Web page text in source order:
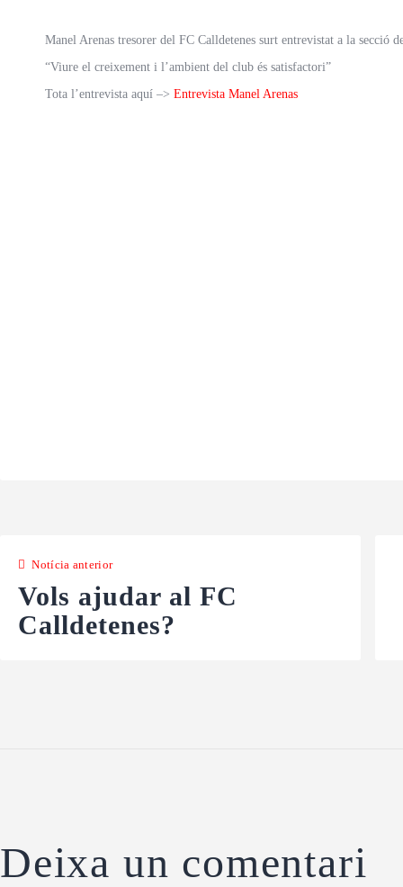
Manel Arenas tresorer del FC Calldetenes surt entrevistat a la secció
“Viure el creixement i l’ambient del club és satisfactori”
Tota l’entrevista aquí –> Entrevista Manel Arenas
Notícia anterior
Vols ajudar al FC
Calldetenes?
Deixa un comentari